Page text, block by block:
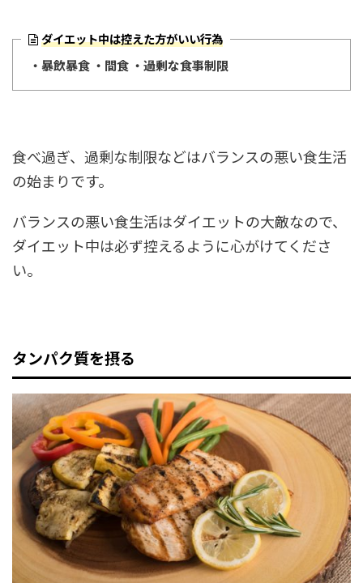
ダイエット中は控えた方がいい行為
・暴飲暴食 ・間食 ・過剰な食事制限
食べ過ぎ、過剰な制限などはバランスの悪い食生活
の始まりです。
バランスの悪い食生活はダイエットの大敵なので、
ダイエット中は必ず控えるように心がけてくださ
い。
タンパク質を摂る